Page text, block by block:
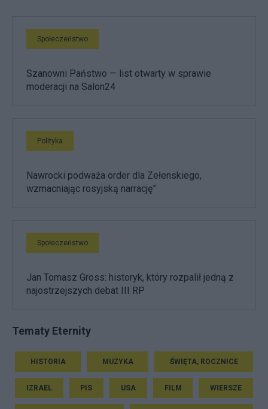
Społeczeństwo
Szanowni Państwo — list otwarty w sprawie
moderacji na Salon24
Polityka
Nawrocki podważa order dla Zełenskiego,
wzmacniając rosyjską narrację”
Społeczeństwo
Jan Tomasz Gross: historyk, który rozpalił jedną z
najostrzejszych debat III RP
Tematy Eternity
HISTORIA MUZYKA ŚWIĘTA, ROCZNICE
IZRAEL PIS USA FILM WIERSZE